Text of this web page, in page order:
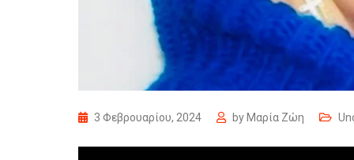
3 Φεβρουαρίου, 2024 by Μαρία Ζώη